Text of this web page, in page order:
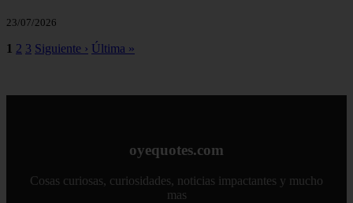
23/07/2026
1 2 3 Siguiente › Última »
oyequotes.com
Cosas curiosas, curiosidades, noticias impactantes y mucho
mas